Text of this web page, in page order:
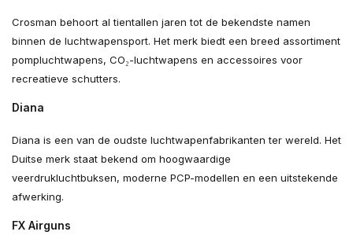
Crosman behoort al tientallen jaren tot de bekendste namen
binnen de luchtwapensport. Het merk biedt een breed assortiment
pompluchtwapens, CO₂-luchtwapens en accessoires voor
recreatieve schutters.
Diana
Diana is een van de oudste luchtwapenfabrikanten ter wereld. Het
Duitse merk staat bekend om hoogwaardige
veerdrukluchtbuksen, moderne PCP-modellen en een uitstekende
afwerking.
FX Airguns